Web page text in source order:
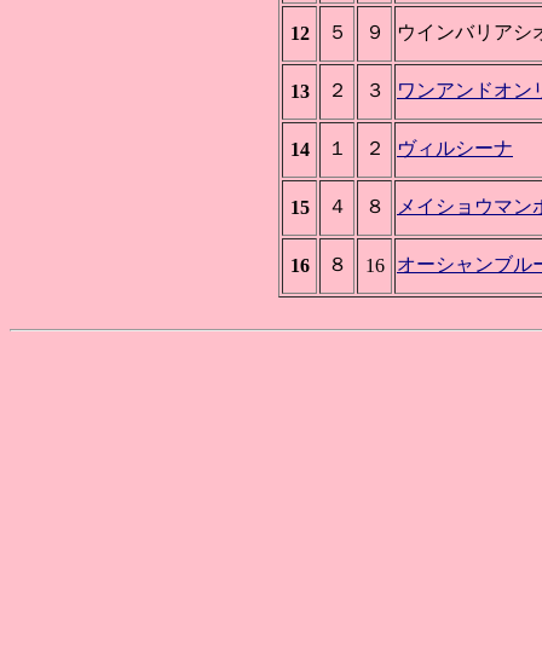
12 ５ ９ ウインバリアシ
13 ２ ３ ワンアンドオン
14 １ ２ ヴィルシーナ
15 ４ ８ メイショウマン
16 ８ 16 オーシャンブル